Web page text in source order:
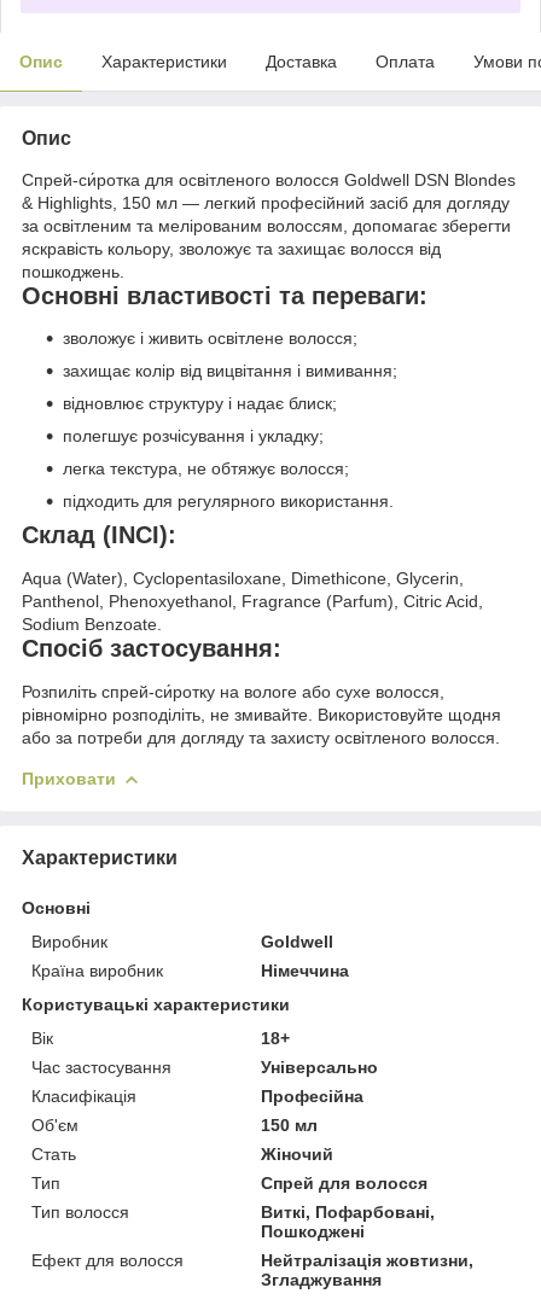
Опис Характеристики Доставка Оплата Умови
Опис
Спрей-си́ротка для освітленого волосся Goldwell DSN Blondes
& Highlights, 150 мл — легкий професійний засіб для догляду
за освітленим та мелірованим волоссям, допомагає зберегти
яскравість кольору, зволожує та захищає волосся від
пошкоджень.
Основні властивості та переваги:
зволожує і живить освітлене волосся;
захищає колір від вицвітання і вимивання;
відновлює структуру і надає блиск;
полегшує розчісування і укладку;
легка текстура, не обтяжує волосся;
підходить для регулярного використання.
Склад (INCI):
Aqua (Water), Cyclopentasiloxane, Dimethicone, Glycerin,
Panthenol, Phenoxyethanol, Fragrance (Parfum), Citric Acid,
Sodium Benzoate.
Спосіб застосування:
Розпиліть спрей-си́ротку на вологе або сухе волосся,
рівномірно розподіліть, не змивайте. Використовуйте щодня
або за потреби для догляду та захисту освітленого волосся.
Приховати
Характеристики
Основні
Виробник
Goldwell
Країна виробник
Німеччина
Користувацькі характеристики
Вік
18+
Час застосування
Універсально
Класифікація
Професійна
Об'єм
150 мл
Стать
Жіночий
Тип
Спрей для волосся
Тип волосся
Виткі, Пофарбовані,
Пошкоджені
Ефект для волосся
Нейтралізація жовтизни,
Згладжування